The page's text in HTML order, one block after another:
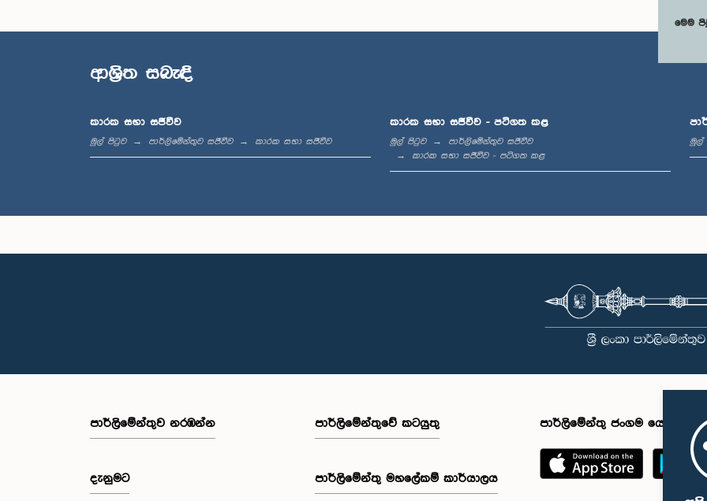
මෙම
ආශ්‍රිත සබැඳි
කාරක සභා සජීවීව
මුල් පිටුව පාර්ලිමේන්තුව සජීවීව කාරක සභා සජීවීව
කාරක සභා සජීවීව - පටිගත කළ
මුල් පිටුව
පාර්ලිමේන්තුව සජීවීව
කාරක සභා සජීවීව - පටිගත කළ
මුල්
පාර්ලි‌මේන්තුව නරඹන්න
දැනුමට
පාර්ලිමේන්තුවේ කටයුතු
පාර්ලිමේන්තු මහලේකම් කාර්යාලය
පාර්ලිමේන්තු ජංගම යෙදුම